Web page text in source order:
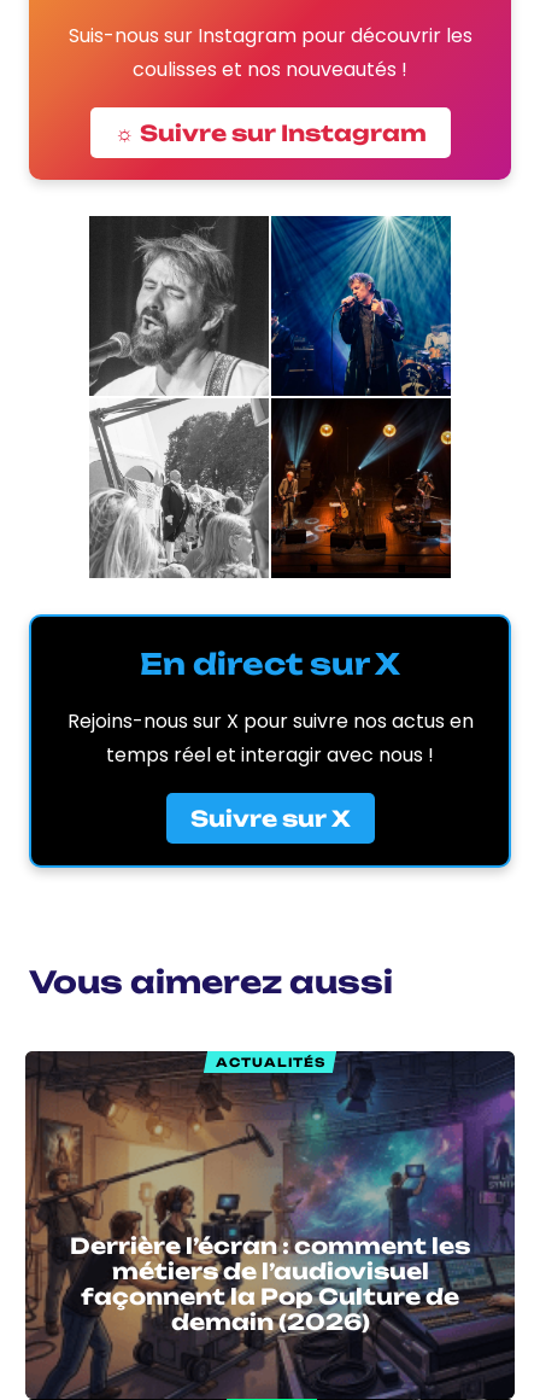
Suis-nous sur Instagram pour découvrir les
coulisses et nos nouveautés !
☼ Suivre sur Instagram
En direct sur X
Rejoins-nous sur X pour suivre nos actus en
temps réel et interagir avec nous !
Suivre sur X
Vous aimerez aussi
ACTUALITÉS
Derrière l’écran : comment les
métiers de l’audiovisuel
façonnent la Pop Culture de
demain (2026)